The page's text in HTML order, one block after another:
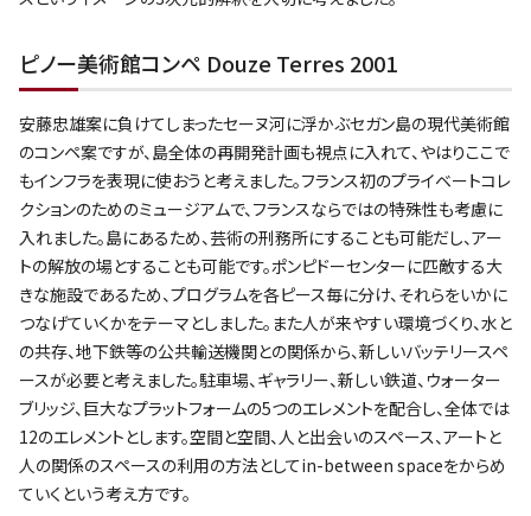
ピノー美術館コンペ Douze Terres 2001
安藤忠雄案に負けてしまったセーヌ河に浮かぶセガン島の現代美術館
のコンペ案ですが、島全体の再開発計画も視点に入れて、やはりここで
もインフラを表現に使おうと考えました。フランス初のプライベートコレ
クションのためのミュージアムで、フランスならではの特殊性も考慮に
入れました。島にあるため、芸術の刑務所にすることも可能だし、アー
トの解放の場とすることも可能です。ポンピドーセンターに匹敵する大
きな施設であるため、プログラムを各ピース毎に分け、それらをいかに
つなげていくかをテーマとしました。また人が来やすい環境づくり、水と
の共存、地下鉄等の公共輸送機関との関係から、新しいバッテリースペ
ースが必要と考えました。駐車場、ギャラリー、新しい鉄道、ウォーター
ブリッジ、巨大なプラットフォームの5つのエレメントを配合し、全体では
12のエレメントとします。空間と空間、人と出会いのスペース、アートと
人の関係のスペースの利用の方法としてin-between spaceをからめ
ていくという考え方です。